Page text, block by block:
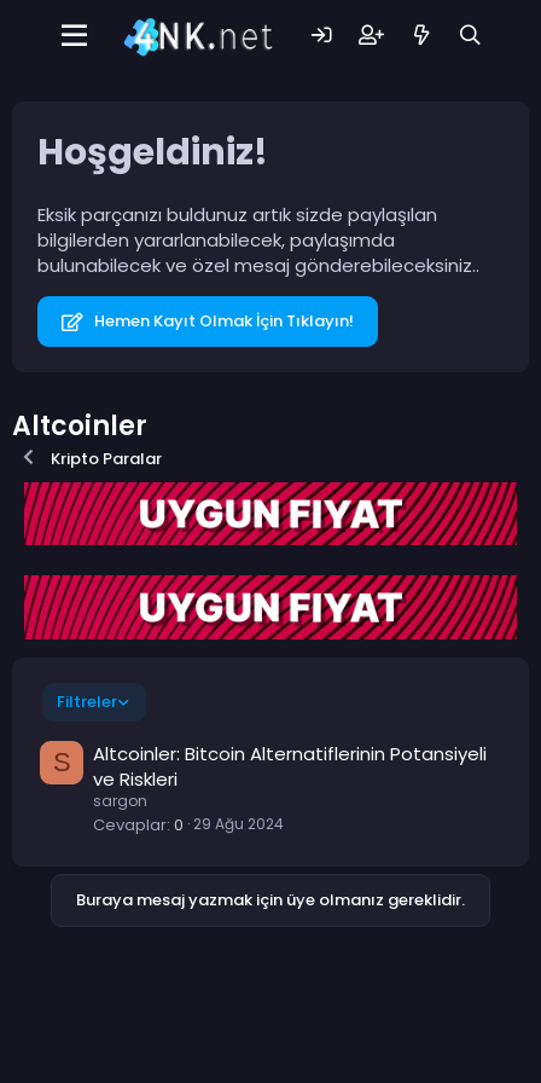
Hoşgeldiniz!
Eksik parçanızı buldunuz artık sizde paylaşılan
bilgilerden yararlanabilecek, paylaşımda
bulunabilecek ve özel mesaj gönderebileceksiniz..
Hemen Kayıt Olmak İçin Tıklayın!
Altcoinler
Kripto Paralar
Filtreler
S
Altcoinler: Bitcoin Alternatiflerinin Potansiyeli
ve Riskleri
sargon
Cevaplar 0 29 Ağu 2024
Buraya mesaj yazmak için üye olmanız gereklidir.